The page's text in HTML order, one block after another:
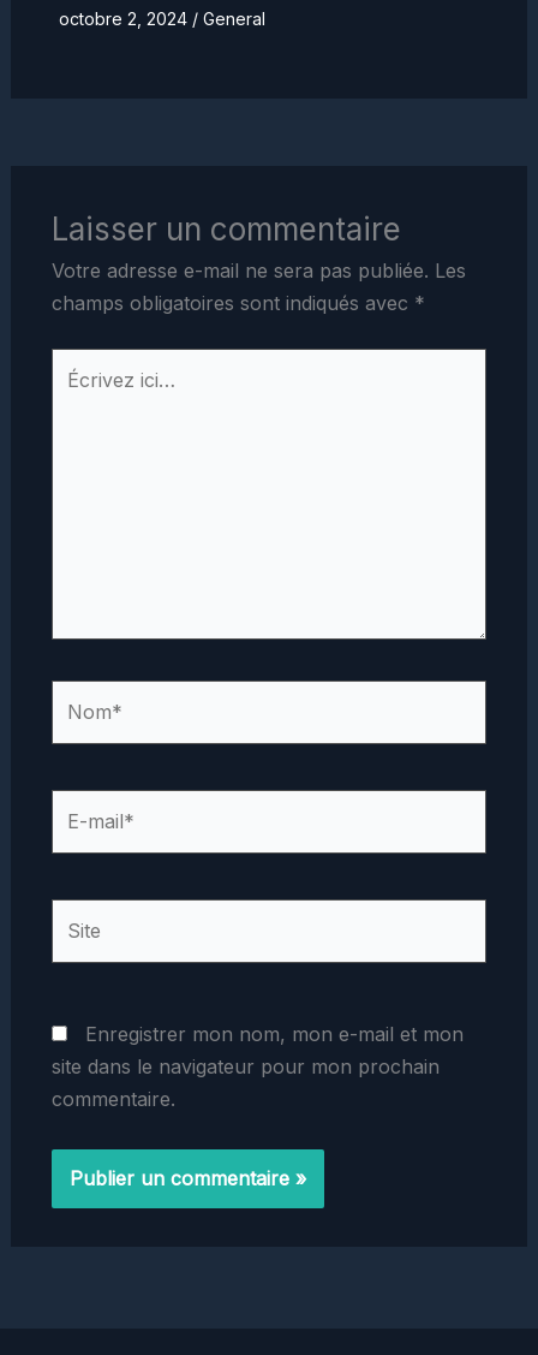
octobre 2, 2024 / General
Laisser un commentaire
Votre adresse e-mail ne sera pas publiée. Les
champs obligatoires sont indiqués avec *
Écrivez
Enregistrer mon nom, mon e-mail et mon
site dans le navigateur pour mon prochain
commentaire.